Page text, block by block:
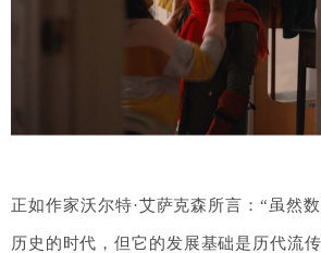
正如作家沃尔特·艾萨克森所言：“虽然
历史的时代，但它的发展基础是历代流